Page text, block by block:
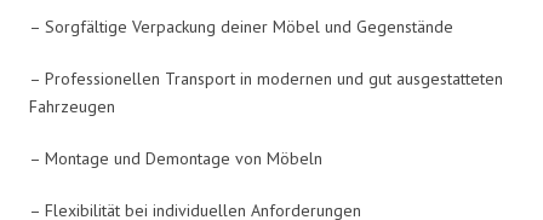
– Sorgfältige Verpackung deiner Möbel und Gegenstände
– Professionellen Transport in modernen und gut ausgestatteten
Fahrzeugen
– Montage und Demontage von Möbeln
– Flexibilität bei individuellen Anforderungen